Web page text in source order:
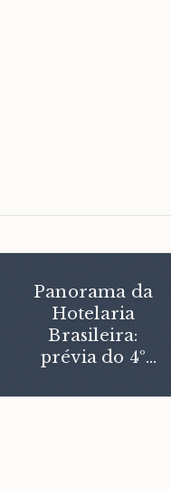
Panorama da
Hotelaria
Brasileira:
prévia do 4º
2010